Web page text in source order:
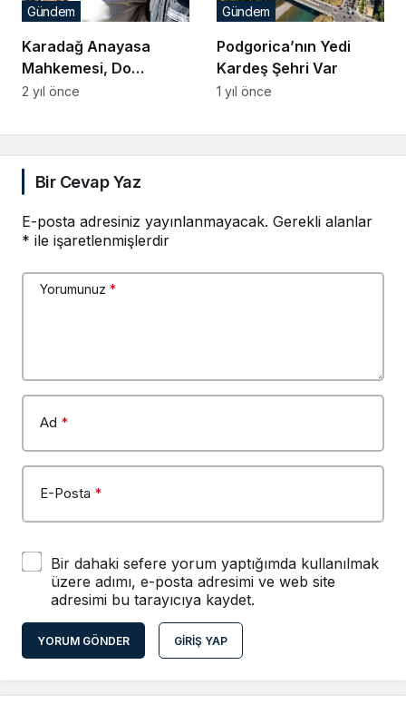
Karadağ Anayasa
Mahkemesi, Do
Kwon’un İadesini
Gündem
2 yıl önce
Podgorica’nın Yedi
Kardeş Şehri Var
Gündem
1 yıl önce
Bir Cevap Yaz
E-posta adresiniz yayınlanmayacak. Gerekli alanlar
* ile işaretlenmişlerdir
Yorumunuz *
Ad *
E-Posta *
Bir dahaki sefere yorum yaptığımda kullanılmak
üzere adımı, e-posta adresimi ve web site
adresimi bu tarayıcıya kaydet.
YORUM GÖNDER GIRIŞ YAP